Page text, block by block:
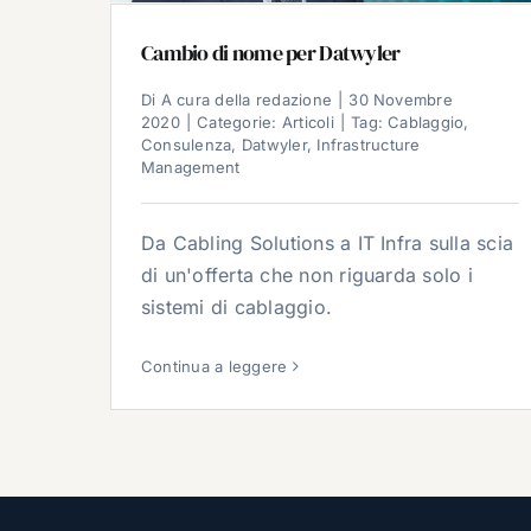
Cambio di nome per Datwyler
Di A cura della redazione
30 Novembre
2020
Categorie: Articoli Tag:Cablaggio,
Consulenza, Datwyler, Infrastructure
Management
Da Cabling Solutions a IT Infra sulla scia
di un'offerta che non riguarda solo i
sistemi di cablaggio.
Continua a leggere